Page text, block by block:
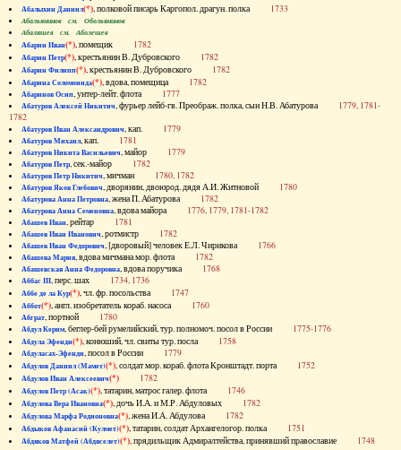
Абалыхин Даниил(*), полковой писарь Каргопол. драгун. полка 1733
Абальянинов см. Обольянинов
Абаляшев см. Аболешев
Абарин Иван(*), помещик 1782
Абарин Петр(*), крестьянин В. Дубровского 1782
Абарин Филипп(*), крестьянин В. Дубровского 1782
Абарина Соломонида(*), вдова, помещица 1782
Абаринов Осип, унтер-лейт. флота 1777
Абатуров Алексей Никитич, фурьер лейб-гв. Преображ. полка, сын Н.В. Абатурова 1779, 1781-
1782
Абатуров Иван Александрович, кап. 1779
Абатуров Михаил, кап. 1781
Абатуров Никита Васильевич, майор 1779
Абатуров Петр, сек.-майор 1782
Абатуров Петр Никитич, мичман 1780, 1782
Абатуров Яков Глебович, дворянин, двоюрод. дядя А.И. Житновой 1780
Абатурова Анна Петровна, жена П. Абатурова 1782
Абатурова Анна Семеновна, вдова майора 1776, 1779, 1781-1782
Абашев Иван, рейтар 1781
Абашев Иван Иванович, ротмистр 1782
Абашев Иван Федорович, [дворовый] человек Е.Л. Чирикова 1766
Абашева Мария, вдова мичмана мор. флота 1782
Абашевская Анна Федоровна, вдова поручика 1768
Аббас III, перс. шах 1734, 1736
Аббе де ла Кур(*), чл. фр. посольства 1747
Аббот(*), англ. изобретатель кораб. насоса 1760
Абграт, портной 1780
Абдул Керим, беглер-бей румелийский, тур. полномоч. посол в России 1775-1776
Абдула Эфенди(*), конюший, чл. свиты тур. посла 1758
Абдуласах-Эфенди, посол в России 1779
Абдулов Даниил (Мамет)(*), солдат мор. кораб. флота Кронштадт. порта 1752
Абдулов Иван Алексеевич(*) 1782
Абдулов Петр (Асак)(*), татарин, матрос галер. флота 1746
Абдулова Вера Ивановна(*), дочь И.А. и М.Р. Абдуловых 1782
Абдулова Марфа Родионовна(*), жена И.А. Абдулова 1782
Абдыков Афанасий (Кулмет)(*), татарин, солдат Архангелогор. полка 1751
Абдяков Матфей (Абдяселет)(*), прядильщик Адмиралтейства, принявший православие 1748